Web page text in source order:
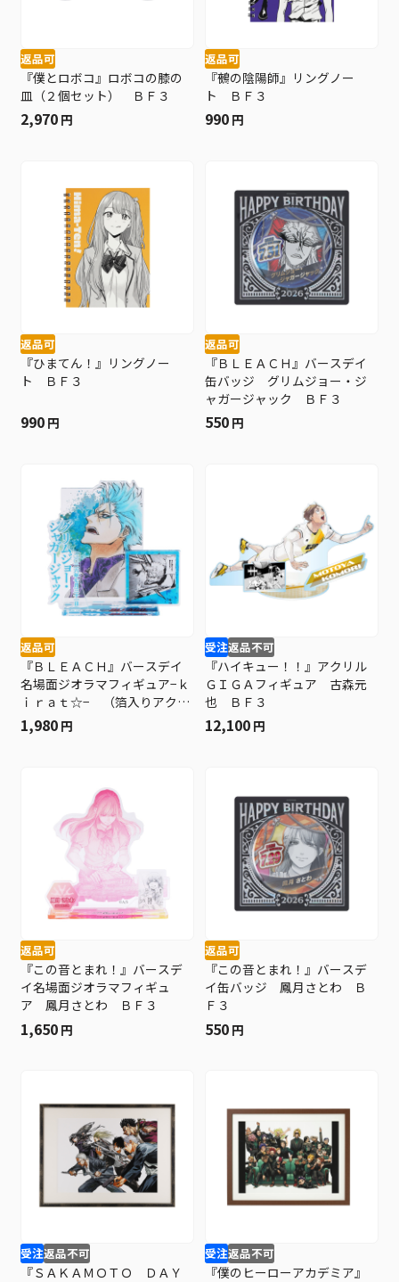
返品可
『僕とロボコ』ロボコの膝の
皿（２個セット） ＢＦ３
2,970 円
返品可
『鵺の陰陽師』リングノー
ト ＢＦ３
990 円
返品可
『ひまてん！』リングノー
ト ＢＦ３
990 円
返品可
『ＢＬＥＡＣＨ』バースデイ
缶バッジ グリムジョー・ジ
ャガージャック ＢＦ３
550 円
返品可
『ＢＬＥＡＣＨ』バースデイ
名場面ジオラマフィギュア−ｋ
ｉｒａｔ☆− （箔入りアクリ
ル） グリムジョー・ジャガ
ージャック ＢＦ３
1,980 円
受注返品不可
『ハイキュー！！』アクリル
ＧＩＧＡフィギュア 古森元
也 ＢＦ３
12,100 円
返品可
『この音とまれ！』バースデ
イ名場面ジオラマフィギュ
ア 鳳月さとわ ＢＦ３
1,650 円
返品可
『この音とまれ！』バースデ
イ缶バッジ 鳳月さとわ Ｂ
Ｆ３
550 円
受注返品不可
『ＳＡＫＡＭＯＴＯ ＤＡＹ
受注返品不可
『僕のヒーローアカデミア』